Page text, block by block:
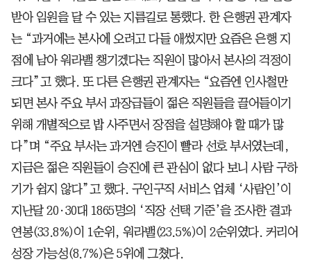
받아 임원을 달 수 있는 지름길로 통했다. 한 은행권 관계자
는 “과거에는 본사에 오려고 다들 애썼지만 요즘은 은행 지
점에 남아 워라밸 챙기겠다는 직원이 많아서 본사의 걱정이
크다”고 했다. 또 다른 은행권 관계자는 “요즘엔 인사철만
되면 본사 주요 부서 과장급들이 젊은 직원들을 끌어들이기
위해 개별적으로 밥 사주면서 장점을 설명해야 할 때가 많
다”며 “주요 부서는 과거엔 승진이 빨라 선호 부서였는데,
지금은 젊은 직원들이 승진에 큰 관심이 없다 보니 사람 구하
기가 쉽지 않다”고 했다. 구인구직 서비스 업체 ‘사람인’이
지난달 20·30대 1865명의 ‘직장 선택 기준’을 조사한 결과
연봉(33.8%)이 1순위, 워라밸(23.5%)이 2순위였다. 커리어
성장 가능성(8.7%)은 5위에 그쳤다.